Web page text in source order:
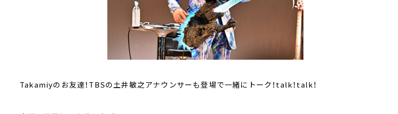
Takamiyのお友達！TBSの土井敏之アナウンサーも登場で一緒にトーク！talk！talk！